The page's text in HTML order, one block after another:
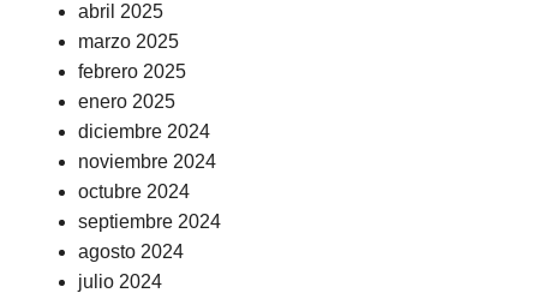
abril 2025
marzo 2025
febrero 2025
enero 2025
diciembre 2024
noviembre 2024
octubre 2024
septiembre 2024
agosto 2024
julio 2024